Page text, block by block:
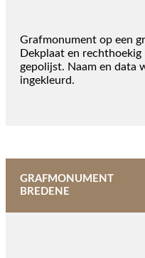
Grafmonument op een
Dekplaat en
gepolijst. Naam en data
ingekleurd.
GRAFMONUMENT
BREDENE